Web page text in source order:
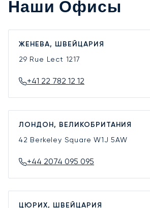
Наши Офисы
ЖЕНЕВА, ШВЕЙЦАРИЯ
29 Rue Lect 1217
+41 22 782 12 12
ЛОНДОН, ВЕЛИКОБРИТАНИЯ
42 Berkeley SquareW1J 5AW
+44 2074 095 095
ЦЮРИХ, ШВЕЙЦАРИЯ